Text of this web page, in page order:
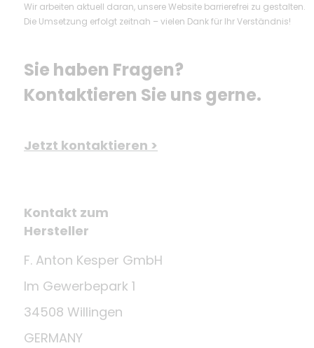
Wir arbeiten aktuell daran, unsere Website barrierefrei zu gestalten.
Die Umsetzung erfolgt zeitnah – vielen Dank für Ihr Verständnis!
Sie haben Fragen?
Kontaktieren Sie uns gerne.
Jetzt kontaktieren >
Kontakt zum
Hersteller
F. Anton Kesper GmbH
Im Gewerbepark 1
34508 Willingen
GERMANY